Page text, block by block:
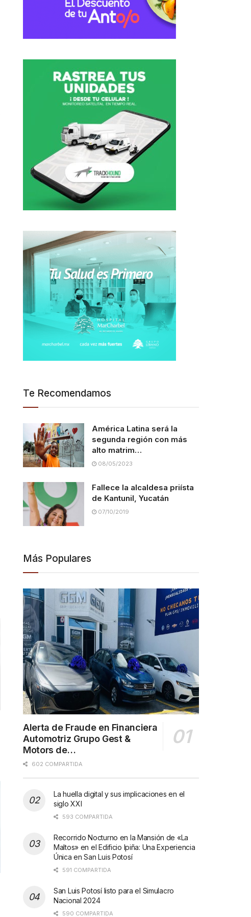
Te Recomendamos
América Latina será la
segunda región con más
alto matrim…
08/05/2023
Fallece la alcaldesa priísta
de Kantunil, Yucatán
07/10/2019
Más Populares
Alerta de Fraude en Financiera
Automotriz Grupo Gest &
Motors de…
602 COMPARTIDA
La huella digital y sus implicaciones en el
siglo XXI
593 COMPARTIDA
Recorrido Nocturno en la Mansión de «La
Maltos» en el Edificio Ipiña: Una Experiencia
Única en San Luis Potosí
591 COMPARTIDA
San Luis Potosí listo para el Simulacro
Nacional 2024
590 COMPARTIDA